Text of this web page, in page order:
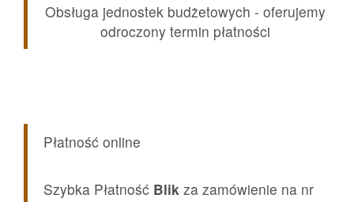
Obsługa jednostek budżetowych - oferujemy
odroczony termin płatności
Płatność online
Szybka Płatność Blik za zamówienie na nr